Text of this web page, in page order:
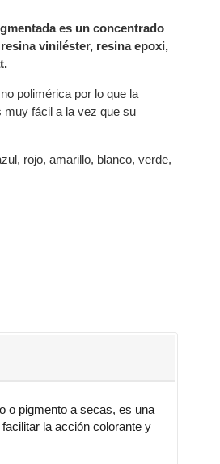
es un concentrado
viniléster, resina epoxi,
polimérica por lo que la
muy fácil a la vez que su
rojo, amarillo, blanco, verde,
o pigmento a secas, es una
la acción colorante y